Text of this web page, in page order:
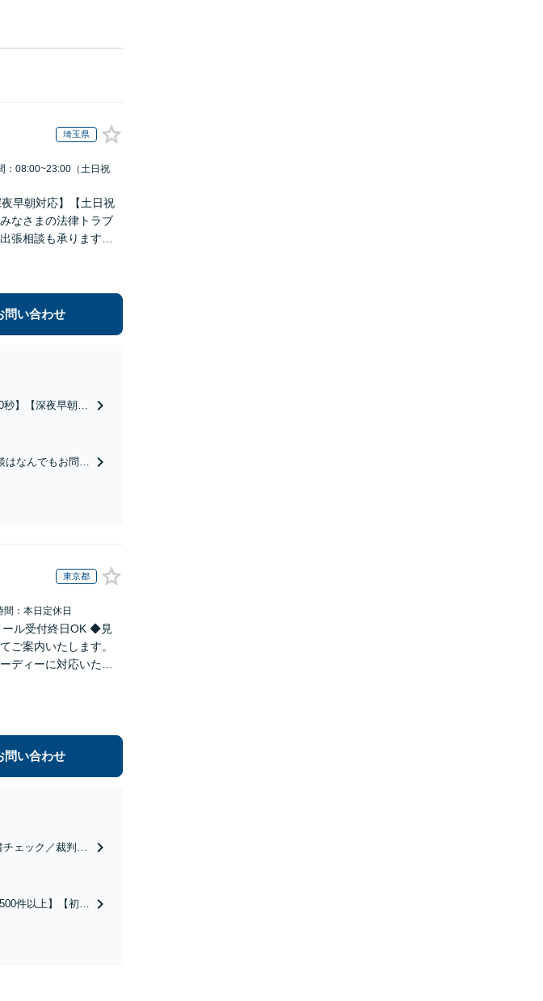
埼玉県
：08:00~23:00（土日祝
早朝対応】【土日祝
なさまの法律トラブ
張相談も承ります。
問い合わせ
】【深夜早朝対
なんでもお問合
東京都
間：本日定休日
ル受付終日OK ◆見
ご案内いたします。
ディーに対応いたし
問い合わせ
ェック／裁判対
豊富】【個別案
件以上】【初回